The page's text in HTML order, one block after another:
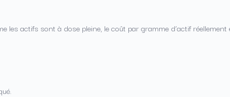
les actifs sont à dose pleine, le coût par gramme d’actif réellement